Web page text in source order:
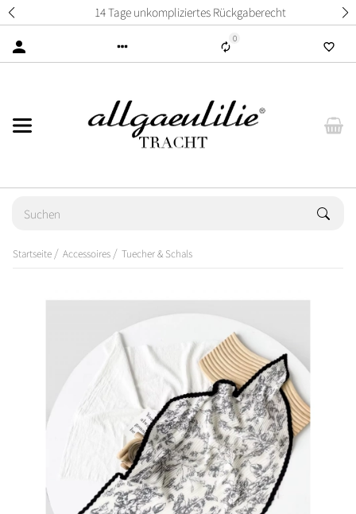
14 Tage unkompliziertes Rückgaberecht
0
Startseite Accessoires Tuecher & Schals